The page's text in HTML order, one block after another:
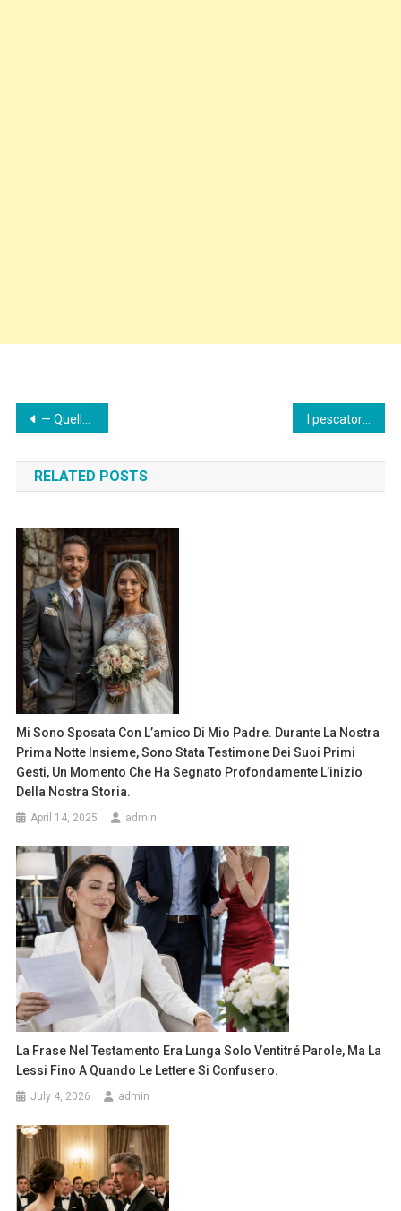
Post
navigation
— Quella tipa ha rubato gli avanzi del banchetto! Licenziatela immediatamente! — ansimando per l’indignazione, strillò l’amministratore.
RELATED POSTS
Mi Sono Sposata Con L’amico Di Mio Padre. Durante La Nostra
Prima Notte Insieme, Sono Stata Testimone Dei Suoi Primi
Gesti, Un Momento Che Ha Segnato Profondamente L’inizio
Della Nostra Storia.
April 14, 2025 admin
La Frase Nel Testamento Era Lunga Solo Ventitré Parole, Ma La
Lessi Fino A Quando Le Lettere Si Confusero.
July 4, 2026 admin